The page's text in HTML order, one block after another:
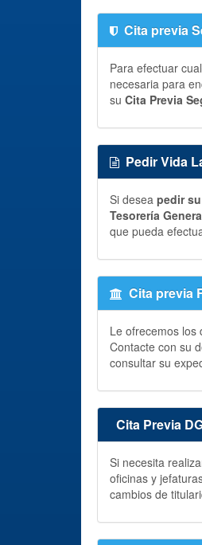
Cita previa
Para efectuar
necesaria para
su Cita Previa
Pedir Vida
Si desea pedir
Tesorería
que pueda
Cita previa
Le ofrecemos los
Contacte con su
consultar su
Cita Previa
Si necesita
oficinas y
cambios de